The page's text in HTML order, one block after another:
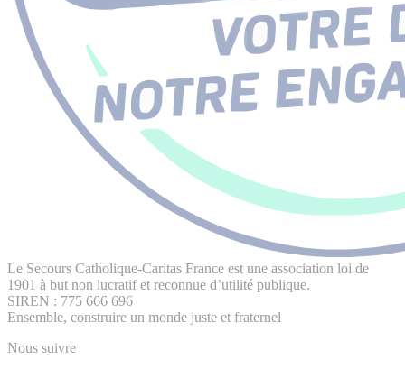
Le Secours Catholique-Caritas France est une association loi de
1901 à but non lucratif et reconnue d’utilité publique.
SIREN : 775 666 696
Ensemble, construire un monde juste et fraternel
Nous suivre